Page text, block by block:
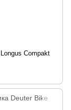
Compakt